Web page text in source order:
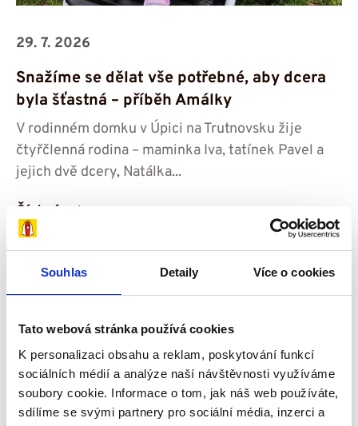
Souhlas Detaily Více o cookies
Tato webová stránka používá cookies
K personalizaci obsahu a reklam, poskytování funkcí
sociálních médií a analýze naší návštěvnosti využíváme
soubory cookie. Informace o tom, jak náš web používáte,
sdílíme se svými partnery pro sociální média, inzerci a
29. 7. 2026
Snažíme se dělat vše potřebné, aby dcera
byla šťastná – příběh Amálky
V rodinném domku v Úpici na Trutnovsku žije
čtyřčlenná rodina – maminka Iva, tatínek Pavel a
jejich dvě dcery, Natálka...
Číst více
Příběhy